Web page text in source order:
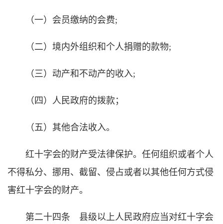
（一）会员缴纳的会费;
（二）境内外组织和个人捐赠的款物;
（三）动产和不动产的收入;
（四）人民政府的拨款；
（五）其他合法收入。
红十字会的财产受法律保护。任何组织或者个人
不得私分、挪用、截留、侵占或者以其他任何方式侵
害红十字会的财产。
第二十四条 县级以上人民政府应当对红十字会